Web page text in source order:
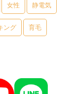
女性 静電気
ング 育毛